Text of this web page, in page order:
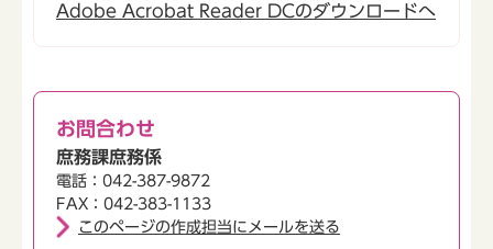
Adobe Acrobat Reader DCのダウンロードへ
お問合わせ
庶務課庶務係
電話：042-387-9872
FAX：042-383-1133
このページの作成担当にメールを送る